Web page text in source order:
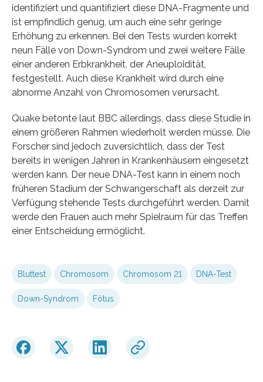
identifiziert und quantifiziert diese DNA-Fragmente und
ist empfindlich genug, um auch eine sehr geringe
Erhöhung zu erkennen. Bei den Tests wurden korrekt
neun Fälle von Down-Syndrom und zwei weitere Fälle
einer anderen Erbkrankheit, der Aneuploidität,
festgestellt. Auch diese Krankheit wird durch eine
abnorme Anzahl von Chromosomen verursacht.
Quake betonte laut BBC allerdings, dass diese Studie in
einem größeren Rahmen wiederholt werden müsse. Die
Forscher sind jedoch zuversichtlich, dass der Test
bereits in wenigen Jahren in Krankenhäusern eingesetzt
werden kann. Der neue DNA-Test kann in einem noch
früheren Stadium der Schwangerschaft als derzeit zur
Verfügung stehende Tests durchgeführt werden. Damit
werde den Frauen auch mehr Spielraum für das Treffen
einer Entscheidung ermöglicht.
Bluttest Chromosom Chromosom 21 DNA-Test
Down-Syndrom Fötus